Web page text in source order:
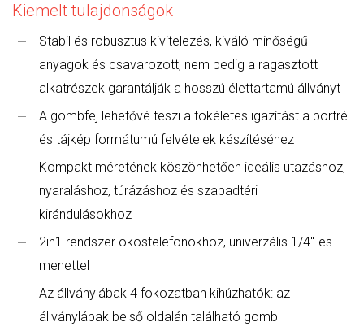
Kiemelt tulajdonságok
Stabil és robusztus kivitelezés, kiváló minőségű
anyagok és csavarozott, nem pedig a ragasztott
alkatrészek garantálják a hosszú élettartamú állványt
A gömbfej lehetővé teszi a tökéletes igazítást a portré
és tájkép formátumú felvételek készítéséhez
Kompakt méretének köszönhetően ideális utazáshoz,
nyaraláshoz, túrázáshoz és szabadtéri
kirándulásokhoz
2in1 rendszer okostelefonokhoz, univerzális 1/4"-es
menettel
Az állványlábak 4 fokozatban kihúzhatók: az
állványlábak belső oldalán található gomb